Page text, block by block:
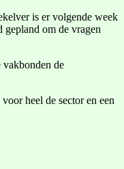
is er volgende week
gepland om de vragen
de
heel de sector en een